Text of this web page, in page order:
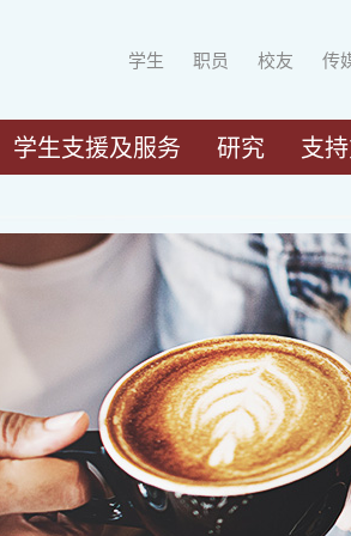
学生 职员 校友 传
学生支援及服务 研究 支